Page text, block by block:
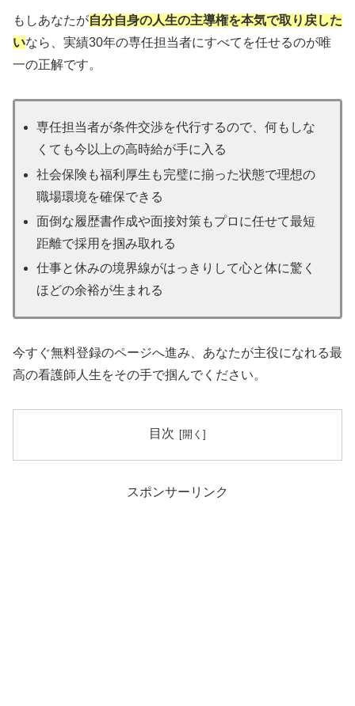
もしあなたが自分自身の人生の主導権を本気で取り戻した
いなら、実績30年の専任担当者にすべてを任せるのが唯
一の正解です。
専任担当者が条件交渉を代行するので、何もしな
くても今以上の高時給が手に入る
社会保険も福利厚生も完璧に揃った状態で理想の
職場環境を確保できる
面倒な履歴書作成や面接対策もプロに任せて最短
距離で採用を掴み取れる
仕事と休みの境界線がはっきりして心と体に驚く
ほどの余裕が生まれる
今すぐ無料登録のページへ進み、あなたが主役になれる最
高の看護師人生をその手で掴んでください。
目次
スポンサーリンク